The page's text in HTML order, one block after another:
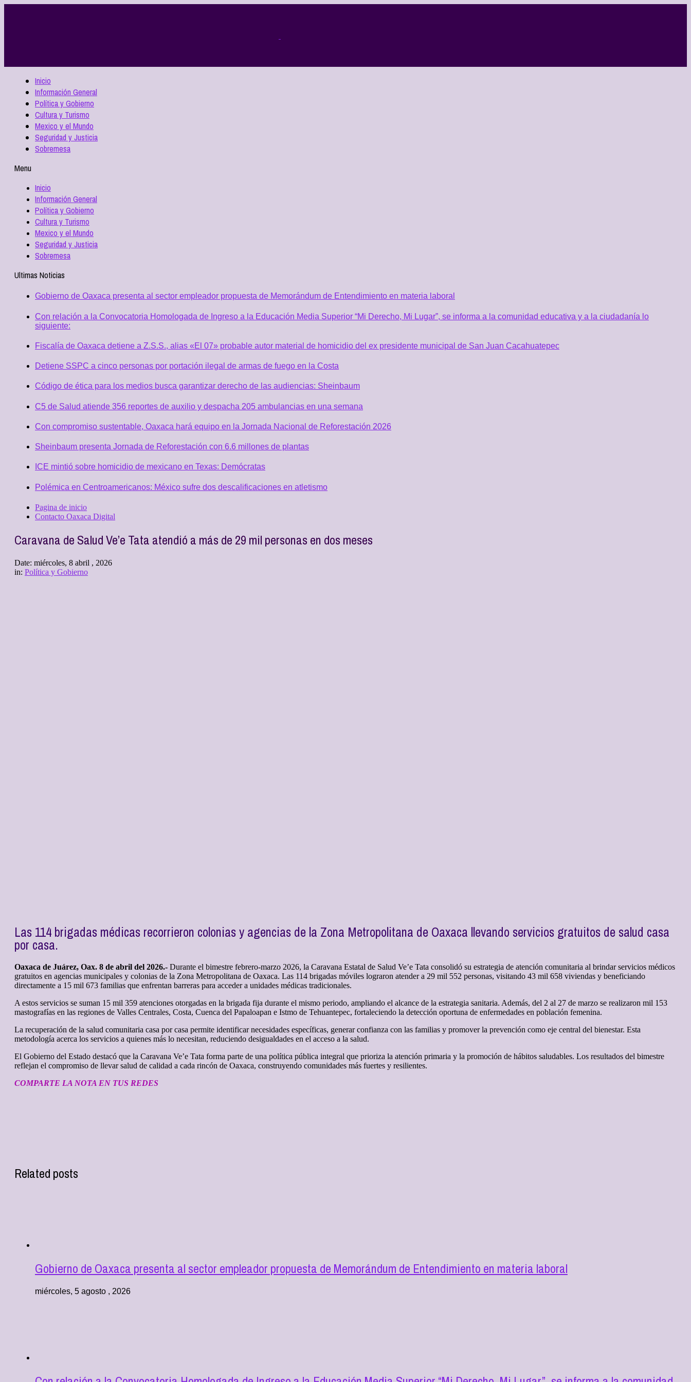
Inicio
Información General
Política y Gobierno
Cultura y Turismo
Mexico y el Mundo
Seguridad y Justicia
Sobremesa
Menu
Inicio
Información General
Política y Gobierno
Cultura y Turismo
Mexico y el Mundo
Seguridad y Justicia
Sobremesa
Ultimas Noticias
Gobierno de Oaxaca presenta al sector empleador propuesta de Memorándum de Entendimiento en materia laboral
Con relación a la Convocatoria Homologada de Ingreso a la Educación Media Superior “Mi Derecho, Mi Lugar”, se informa a la comunidad educativa y a la ciudadanía lo
siguiente:
Fiscalía de Oaxaca detiene a Z.S.S., alias «El 07» probable autor material de homicidio del ex presidente municipal de San Juan Cacahuatepec
Detiene SSPC a cinco personas por portación ilegal de armas de fuego en la Costa
Código de ética para los medios busca garantizar derecho de las audiencias: Sheinbaum
C5 de Salud atiende 356 reportes de auxilio y despacha 205 ambulancias en una semana
Con compromiso sustentable, Oaxaca hará equipo en la Jornada Nacional de Reforestación 2026
Sheinbaum presenta Jornada de Reforestación con 6.6 millones de plantas
ICE mintió sobre homicidio de mexicano en Texas: Demócratas
Polémica en Centroamericanos: México sufre dos descalificaciones en atletismo
Pagina de inicio
Contacto Oaxaca Digital
Caravana de Salud Ve’e Tata atendió a más de 29 mil personas en dos meses
Date: miércoles, 8 abril , 2026
in: Política y Gobierno
Las 114 brigadas médicas recorrieron colonias y agencias de la Zona Metropolitana de Oaxaca llevando servicios gratuitos de salud casa
por casa.
Oaxaca de Juárez, Oax. 8 de abril del 2026.- Durante el bimestre febrero-marzo 2026, la Caravana Estatal de Salud Ve’e Tata consolidó su estrategia de atención comunitaria al brindar servicios médicos
gratuitos en agencias municipales y colonias de la Zona Metropolitana de Oaxaca. Las 114 brigadas móviles lograron atender a 29 mil 552 personas, visitando 43 mil 658 viviendas y beneficiando
directamente a 15 mil 673 familias que enfrentan barreras para acceder a unidades médicas tradicionales.
A estos servicios se suman 15 mil 359 atenciones otorgadas en la brigada fija durante el mismo periodo, ampliando el alcance de la estrategia sanitaria. Además, del 2 al 27 de marzo se realizaron mil 153
mastografías en las regiones de Valles Centrales, Costa, Cuenca del Papaloapan e Istmo de Tehuantepec, fortaleciendo la detección oportuna de enfermedades en población femenina.
La recuperación de la salud comunitaria casa por casa permite identificar necesidades específicas, generar confianza con las familias y promover la prevención como eje central del bienestar. Esta
metodología acerca los servicios a quienes más lo necesitan, reduciendo desigualdades en el acceso a la salud.
El Gobierno del Estado destacó que la Caravana Ve’e Tata forma parte de una política pública integral que prioriza la atención primaria y la promoción de hábitos saludables. Los resultados del bimestre
reflejan el compromiso de llevar salud de calidad a cada rincón de Oaxaca, construyendo comunidades más fuertes y resilientes.
COMPARTE LA NOTA EN TUS REDES
Related posts
Gobierno de Oaxaca presenta al sector empleador propuesta de Memorándum de Entendimiento en materia laboral
miércoles, 5 agosto , 2026